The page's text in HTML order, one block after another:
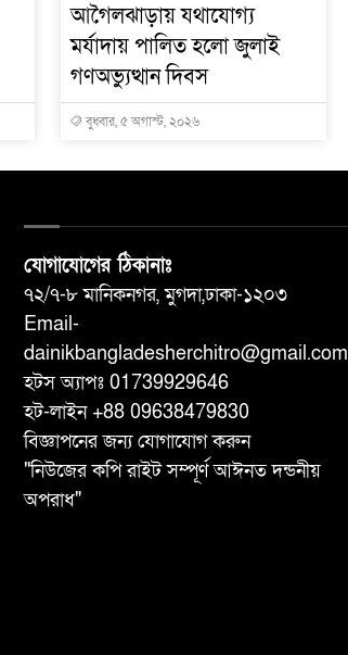
আগৈলঝাড়ায় যথাযোগ্য
মর্যাদায় পালিত হলো জুলাই
গণঅভ্যুত্থান দিবস
বুধবার, ৫ অগাস্ট, ২০২৬
যোগাযোগের ঠিকানাঃ
৭২/৭-৮ মানিকনগর, মুগদা,ঢাকা-১২০৩
Email-
dainikbangladesherchitro@gmail.com
হটস অ্যাপঃ 01739929646
হট-লাইন +88 09638479830
বিজ্ঞাপনের জন্য যোগাযোগ করুন
"নিউজের কপি রাইট সম্পূর্ণ আঈনত দন্ডনীয়
অপরাধ"